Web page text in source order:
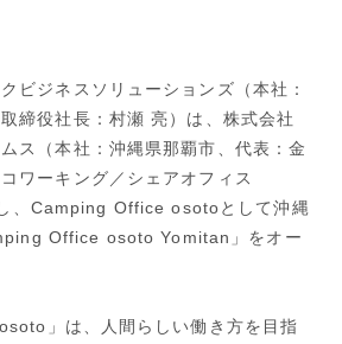
ビジネスソリューションズ（本社：
締役社長：村瀬 亮）は、株式会社
ス（本社：沖縄県那覇市、代表：金
ワーキング／シェアオフィス
、Camping Office osotoとして沖縄
Office osoto Yomitan」をオー
」は、人間らしい働き方を目指